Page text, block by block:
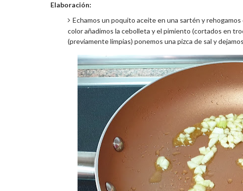
Elaboración:
Echamos un poquito aceite en una sartén y
color añadimos la cebolleta y el pimiento (cortados en
(previamente limpias) ponemos una pizca de sal y